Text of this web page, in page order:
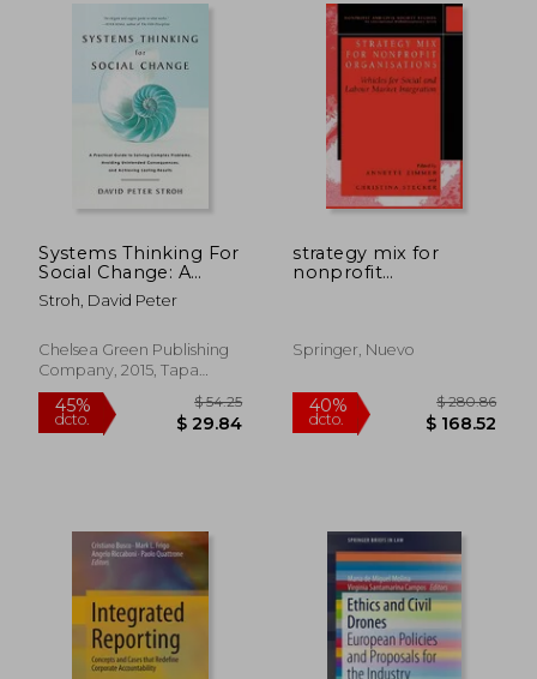
Systems Thinking For
Social Change: A
Practical Guide To
Solving Complex
Unintended
Consequences, And
Results (en Inglés)
Stroh, David Peter
Chelsea Green Publishing
Company, 2015, Tapa
Blanda, Nuevo
45%
$ 29.84
strategy mix for
nonprofit
Springer, Nuevo
40%
dcto.